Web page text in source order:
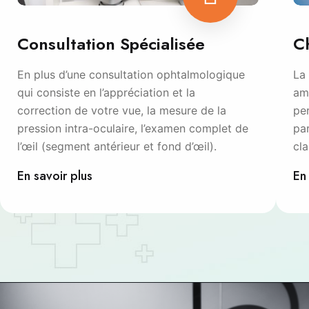
Consultation Spécialisée
En plus d’une consultation ophtalmologique
qui consiste en l’appréciation et la
correction de votre vue, la mesure de la
pression intra-oculaire, l’examen complet de
l’œil (segment antérieur et fond d’œil).
En savoir plus